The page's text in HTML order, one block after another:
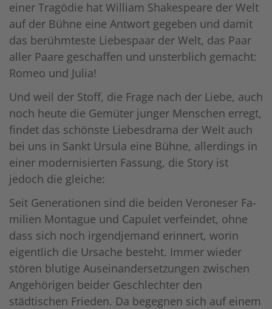
einer Tragödie hat William Shakespeare der Welt
auf der Bühne eine Antwort gegeben und damit
das berühmteste Liebespaar der Welt, das Paar
aller Paare geschaffen und unsterblich gemacht:
Romeo und Julia!
Und weil der Stoff, die Frage nach der Liebe, auch
noch heute die Gemüter junger Menschen erregt,
findet das schönste Liebesdrama der Welt auch
bei uns in Sankt Ursula eine Bühne, allerdings in
einer modernisierten Fassung, die Story ist
jedoch die gleiche:
Seit Generationen sind die beiden Veroneser Fa­
milien Montague und Capulet verfeindet, ohne
dass sich noch irgendjemand erinnert, worin
eigentlich die Ur­sa­che besteht. Immer wieder
stören blutige Auseinandersetzungen zwischen
Angehörigen beider ­Geschlechter den
städtischen Frieden. Da begegnen sich auf einem